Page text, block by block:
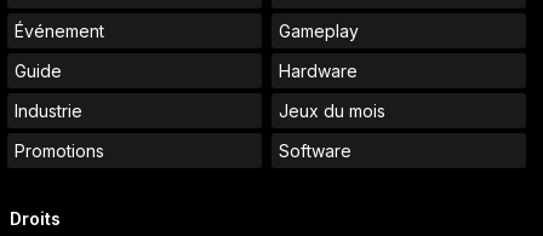
Événement
Gameplay
Guide
Hardware
Industrie
Jeux du mois
Promotions
Software
Droits